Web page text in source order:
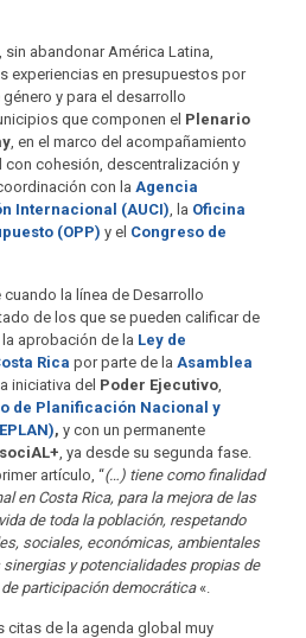
abandonar América Latina,
experiencias en presupuestos por
y para el desarrollo
que componen el Plenario
, en el marco del acompañamiento
con cohesión, descentralización y
con la Agencia
Internacional (AUCI) , la Oficina
(OPP) y el Congreso de
la línea de Desarrollo
de los que se pueden calificar de
aprobación de la Ley de
Rica por parte de la Asamblea
iniciativa del Poder Ejecutivo
de Planificación Nacional y
, y con un permanente
, ya desde su segunda fase.
artículo, “(…) tiene como finalidad
en Costa Rica, para la mejora de las
de toda la población, respetando
sociales, económicas, ambientales
y potencialidades propias de
participación democrática«.
citas de la agenda global muy